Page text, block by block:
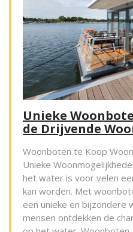
Unieke
de Drijvende
Woonboten te Koop
Unieke
het water is voor velen
kan worden. Met
een unieke en bijzondere
mensen ontdekken de